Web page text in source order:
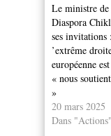
Le ministre
Diaspora
ses invitations
’extrême
européenne
« nous
»
20 mars 2025
Dans "Actions"